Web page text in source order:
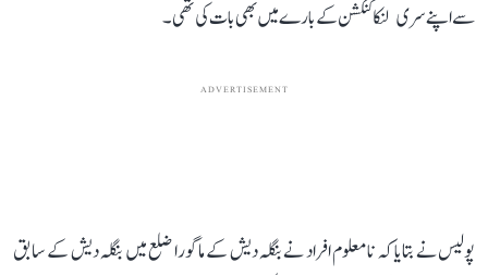
سے اپنے سری لنکا کنکشن کے بارے میں بھی بات کی تھی۔
ADVERTISEMENT
پولیس نے بتایا کہ نامعلوم افراد نے بنگلہ دیش کے ماگورا ضلع میں بنگلہ دیش کے سابق